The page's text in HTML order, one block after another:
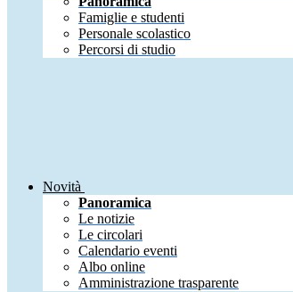
Famiglie e studenti
Personale scolastico
Percorsi di studio
Novità
Panoramica
Le notizie
Le circolari
Calendario eventi
Albo online
Amministrazione trasparente